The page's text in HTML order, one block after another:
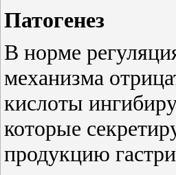
Патогенез
В норме
механизма
кислоты
которые
продукцию